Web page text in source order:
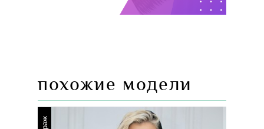
похожие модели